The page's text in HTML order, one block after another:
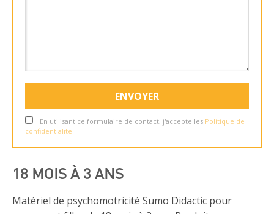
En utilisant ce formulaire de contact, j'accepte les Politique de
confidentialité.
18 MOIS À 3 ANS
Matériel de psychomotricité Sumo Didactic pour